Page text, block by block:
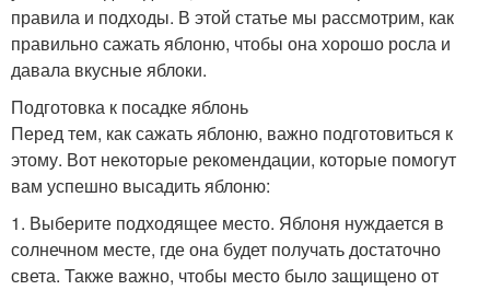
правила и подходы. В этой статье мы рассмотрим, как
правильно сажать яблоню, чтобы она хорошо росла и
давала вкусные яблоки.
Подготовка к посадке яблонь
Перед тем, как сажать яблоню, важно подготовиться к
этому. Вот некоторые рекомендации, которые помогут
вам успешно высадить яблоню:
1. Выберите подходящее место. Яблоня нуждается в
солнечном месте, где она будет получать достаточно
света. Также важно, чтобы место было защищено от